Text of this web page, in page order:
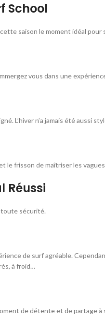
School
saison le moment idéal pour
vous dans une
L’hiver n’a jamais été aussi
le frisson de maîtriser les
Réussi
toute sécurité.
de surf agréable.
à froid…
de détente et de partage à